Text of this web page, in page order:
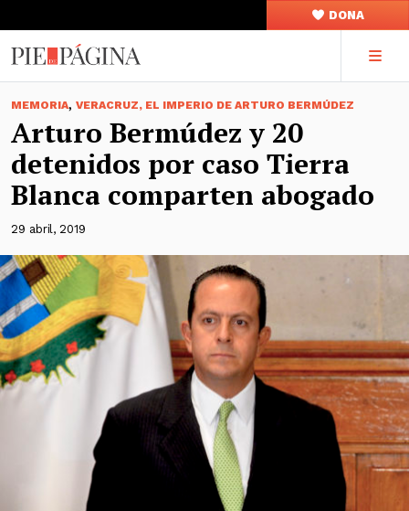
DONA
MEMORIA, VERACRUZ, EL IMPERIO DE ARTURO BERMÚDEZ
Arturo Bermúdez y 20
detenidos por caso Tierra
Blanca comparten abogado
29 abril, 2019